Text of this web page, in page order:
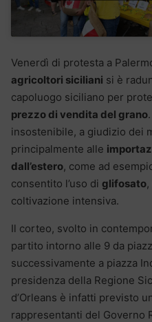
Venerdì di protesta a
agricoltori siciliani si è
capoluogo siciliano per
prezzo di vendita del grano
insostenibile, a giudizio dei
principalmente alle
dall’estero, come ad
consentito l’uso di glifosato
coltivazione intensiva.
Il corteo, svolto in
partito intorno alle 9 da
successivamente a piazza
presidenza della Regione
d’Orleans è infatti previsto
rappresentanti del Governo